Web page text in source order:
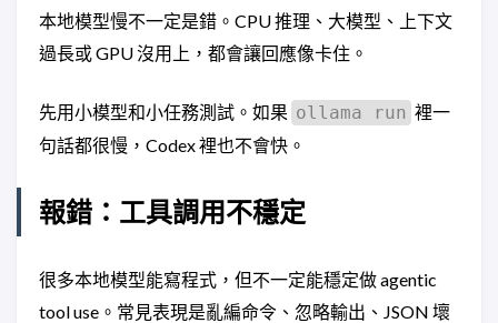
本地模型慢不一定是錯。CPU 推理、大模型、上下文
過長或 GPU 沒用上，都會讓回應像卡住。
先用小模型和小任務測試。如果 ollama run 裡一
句話都很慢，Codex 裡也不會快。
報錯：工具調用不穩定
很多本地模型能寫程式，但不一定能穩定做 agentic
tool use。常見表現是亂編命令、忽略輸出、JSON 壞